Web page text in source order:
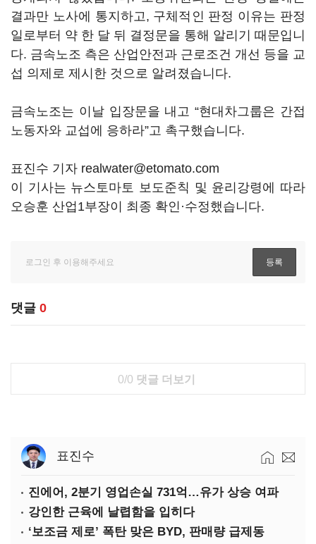
결과만 노사에 통지하고, 구체적인 판정 이유는 판정
일로부터 약 한 달 뒤 결정문을 통해 알리기 때문입니
다. 금속노조 측은 산업안전과 근로조건 개선 등을 교
섭 의제로 제시한 것으로 알려졌습니다.
금속노조는 이날 입장문을 내고 “현대차그룹은 간접
노동자와 교섭에 응하라”고 촉구했습니다.
표진수 기자 realwater@etomato.com
이 기사는 뉴스토마토 보도준칙 및 윤리강령에 따라
오승훈 산업1부장이 최종 확인·수정했습니다.
댓글 0
0/0 댓글 더보기
표진수
진에어, 2분기 영업손실 731억…유가 상승 여파
강인한 근육에 날렵함을 입히다
‘보조금 제로’ 폭탄 맞은 BYD, 판매량 급제동